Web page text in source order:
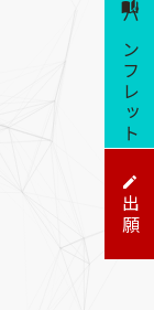
パンフレット
出願